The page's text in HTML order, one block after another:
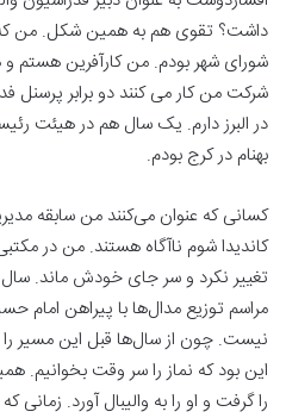
داشت؟ تقوی هم به همین شکل. من که
شورای شهر بودم. من کارآفرین هستم و
شرکت من کار می کنند دو برابر
در البرز دارم. یک سال هم در هیئت
بهنام در کرج بودم.
کسانی که عنوان می‌کنند من سابقه‌
کاندیدا شوم ناآگاه هستند. من در
مراسم توزیع مدال‌ها با پیراهن امام
نیست. چون از سال‌ها قبل این مسیر
این بود که نماز را سر وقت بخوانیم.
را گرفت و او را به والیبال آورد. زمانی